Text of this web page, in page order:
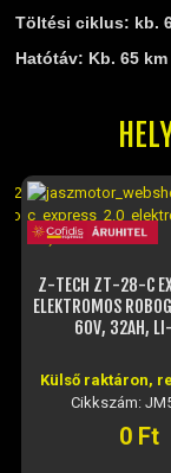
Töltési ciklus: kb.
Hatótáv: Kb. 65
Z-TECH ZT-28-C
ELEKTROMOS
60V, 32AH,
Külső raktáron,
Cikkszám:
0 Ft